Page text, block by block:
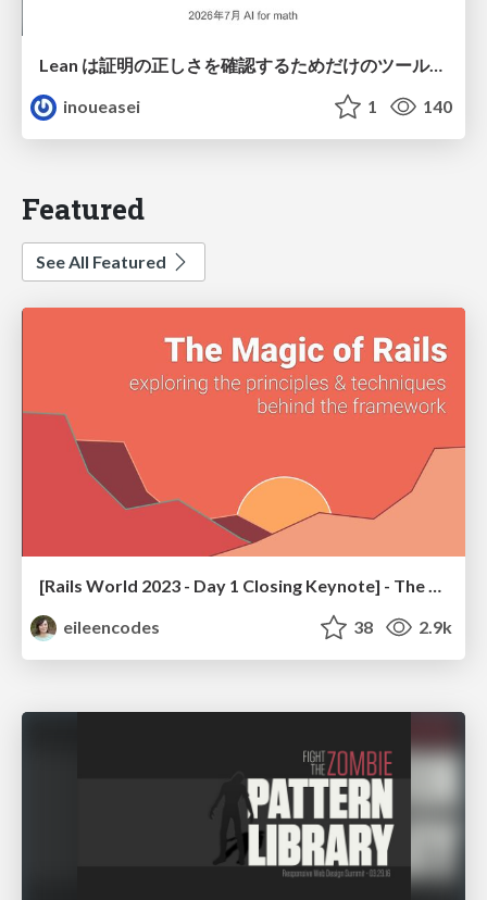
Lean は証明の正しさを確認するためだけのツールって思ってませんか？
inoueasei
1 140
Featured
See All Featured
[Rails World 2023 - Day 1 Closing Keynote] - The Magic of Rails
eileencodes
38 2.9k